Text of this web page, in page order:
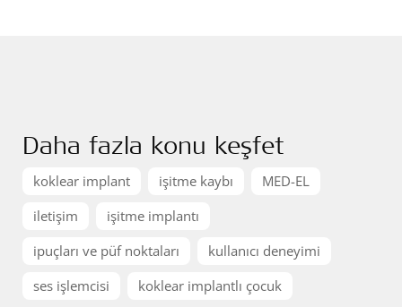
Daha fazla konu keşfet
koklear implant işitme kaybı
MED-EL
iletişim
işitme implantı
ipuçları ve püf noktaları
kullanıcı deneyimi
ses işlemcisi
koklear implantlı çocuk